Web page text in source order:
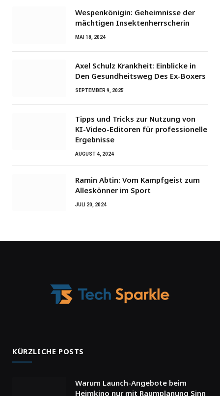
Wespenkönigin: Geheimnisse der
mächtigen Insektenherrscherin
MAI 18, 2024
Axel Schulz Krankheit: Einblicke in
Den Gesundheitsweg Des Ex-Boxers
SEPTEMBER 9, 2025
Tipps und Tricks zur Nutzung von
KI-Video-Editoren für professionelle
Ergebnisse
AUGUST 4, 2024
Ramin Abtin: Vom Kampfgeist zum
Alleskönner im Sport
JULI 20, 2024
KÜRZLICHE POSTS
Warum Launch-Angebote beim
Heimkino nur mit Raumplanung Sinn